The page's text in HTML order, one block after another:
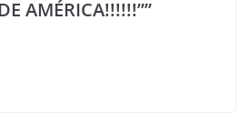
AMÉRICA!!!!!!””